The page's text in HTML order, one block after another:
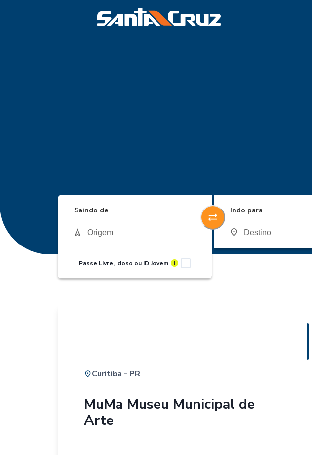
Saindo de
Passe Livre, Idoso ou ID Jovem i
Indo para
Curitiba - PR
MuMa Museu Municipal de
Arte